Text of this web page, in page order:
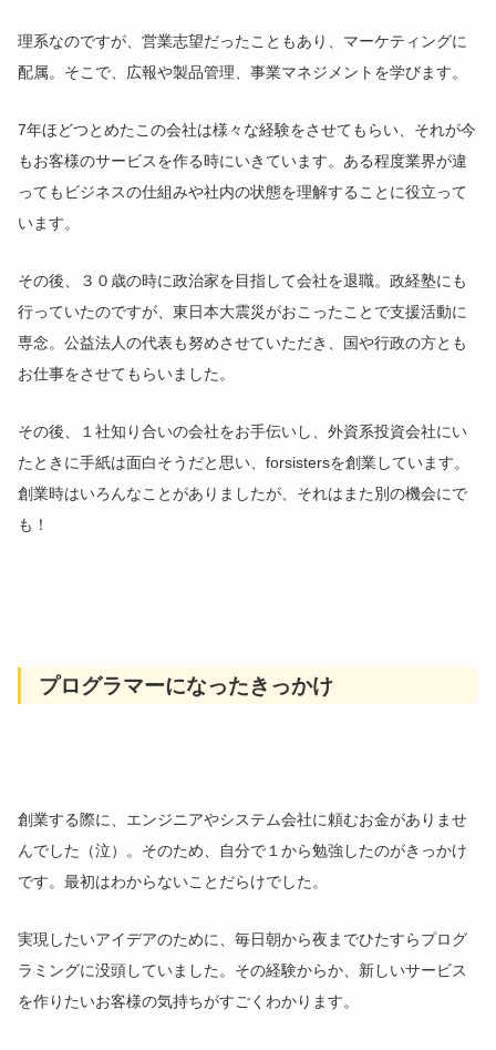
理系なのですが、営業志望だったこともあり、マーケティングに
配属。そこで、広報や製品管理、事業マネジメントを学びます。
7年ほどつとめたこの会社は様々な経験をさせてもらい、それが今
もお客様のサービスを作る時にいきています。ある程度業界が違
ってもビジネスの仕組みや社内の状態を理解することに役立って
います。
その後、３０歳の時に政治家を目指して会社を退職。政経塾にも
行っていたのですが、東日本大震災がおこったことで支援活動に
専念。公益法人の代表も努めさせていただき、国や行政の方とも
お仕事をさせてもらいました。
その後、１社知り合いの会社をお手伝いし、外資系投資会社にい
たときに手紙は面白そうだと思い、forsistersを創業しています。
創業時はいろんなことがありましたが、それはまた別の機会にで
も！
プログラマーになったきっかけ
創業する際に、エンジニアやシステム会社に頼むお金がありませ
んでした（泣）。そのため、自分で１から勉強したのがきっかけ
です。最初はわからないことだらけでした。
実現したいアイデアのために、毎日朝から夜までひたすらプログ
ラミングに没頭していました。その経験からか、新しいサービス
を作りたいお客様の気持ちがすごくわかります。